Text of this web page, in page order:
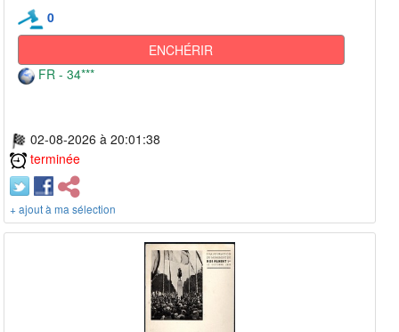
0
ENCHÉRIR
FR - 34***
02-08-2026 à 20:01:38
terminée
+ ajout à ma sélection